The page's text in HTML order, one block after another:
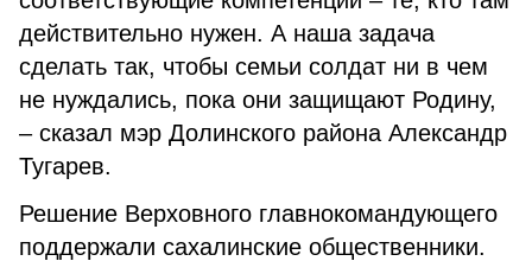
действительно нужен. А наша задача
сделать так, чтобы семьи солдат ни в чем
не нуждались, пока они защищают Родину,
– сказал мэр Долинского района Александр
Тугарев.
Решение Верховного главнокомандующего
поддержали сахалинские общественники.